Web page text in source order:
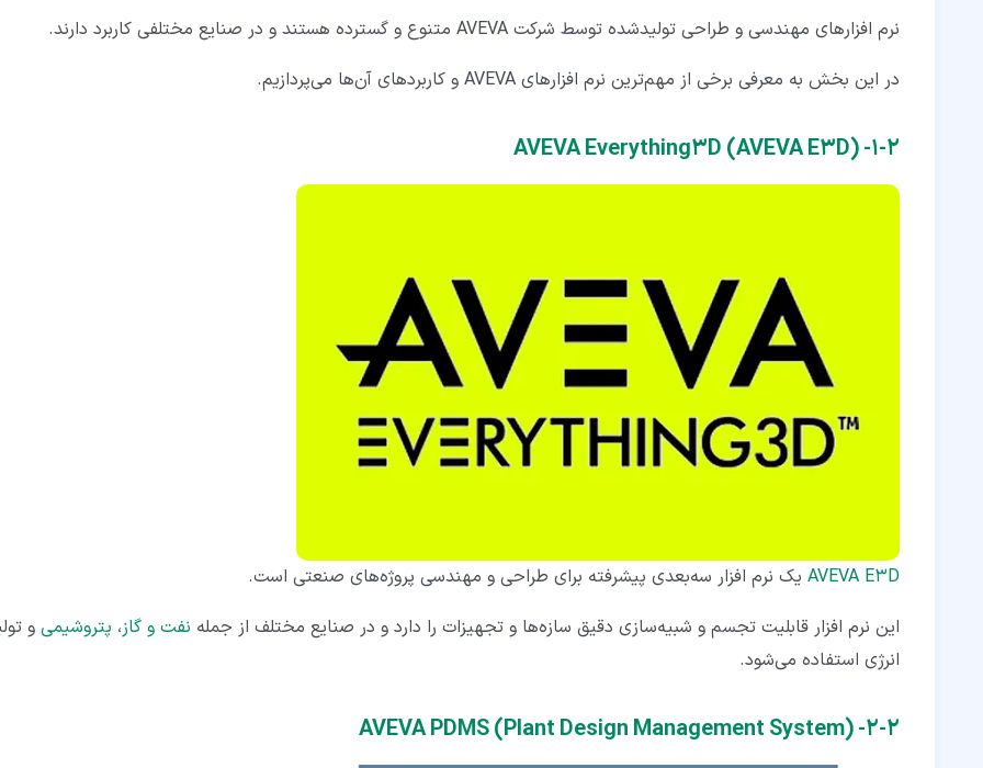
نرم افزارهای مهندسی و طراحی تولیدشده توسط شرکت AVEVA متنوع و گسترده هستند و در صنایع مختلفی کاربرد دارند.
در این بخش به معرفی برخی از مهم‌ترین نرم افزارهای AVEVA و کاربردهای آن‌ها می‌پردازیم.
۲‏-‏۱‏- AVEVA Everything3D (AVEVA E3D)
AVEVA E3D یک نرم افزار سه‌بعدی پیشرفته برای طراحی و مهندسی پروژه‌های صنعتی است.
این نرم افزار قابلیت تجسم و شبیه‌سازی دقیق سازه‌ها و تجهیزات را دارد و در صنایع مختلف از جمله نفت و گاز، پتروشیمی و
انرژی استفاده می‌شود.
۲‏-‏۲‏- AVEVA PDMS (Plant Design Management System)